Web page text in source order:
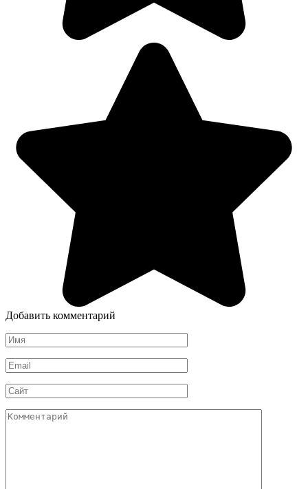
Добавить комментарий
Имя
Email
Сайт
Комментарий